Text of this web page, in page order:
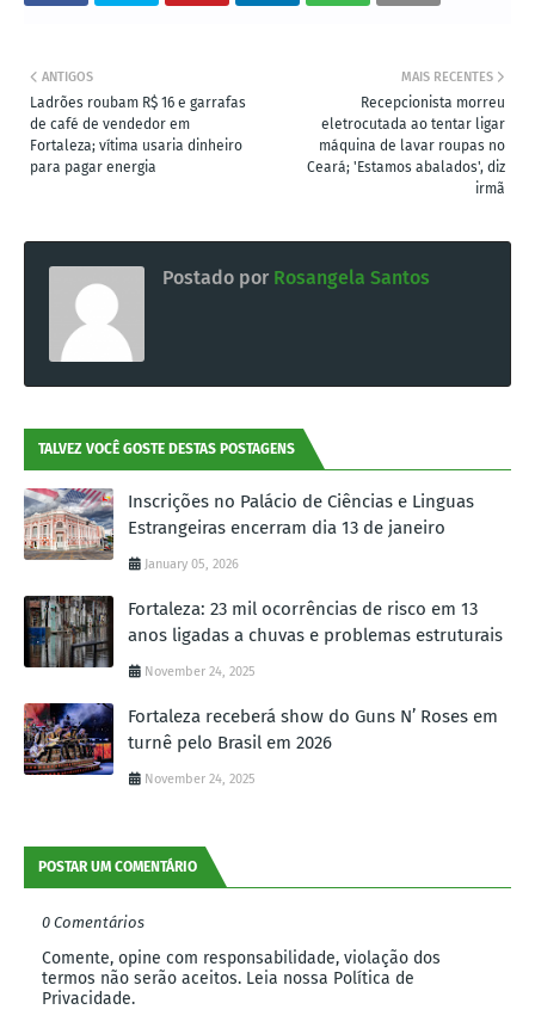
MAIS RECENTES
Recepcionista morreu
eletrocutada ao tentar ligar
máquina de lavar roupas no
Ceará; 'Estamos abalados', diz
irmã
ANTIGOS
Ladrões roubam R$ 16 e garrafas
de café de vendedor em
Fortaleza; vítima usaria dinheiro
para pagar energia
Postado por Rosangela Santos
TALVEZ VOCÊ GOSTE DESTAS POSTAGENS
Inscrições no Palácio de Ciências e Linguas
Estrangeiras encerram dia 13 de janeiro
January 05, 2026
Fortaleza: 23 mil ocorrências de risco em 13
anos ligadas a chuvas e problemas estruturais
November 24, 2025
Fortaleza receberá show do Guns N’ Roses em
turnê pelo Brasil em 2026
November 24, 2025
POSTAR UM COMENTÁRIO
0 Comentários
Comente, opine com responsabilidade, violação dos
termos não serão aceitos. Leia nossa Política de
Privacidade.